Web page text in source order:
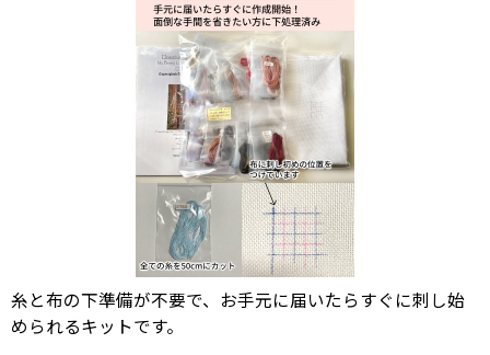
糸と布の下準備が不要で、お手元に届いたらすぐに刺し始
められるキットです。